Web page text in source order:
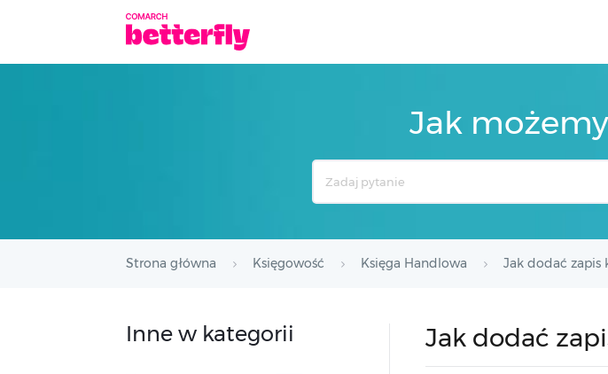
Jak
Strona główna Księgowość Księga Handlowa Jak dodać zapis
Jak dodać
Inne w kategorii